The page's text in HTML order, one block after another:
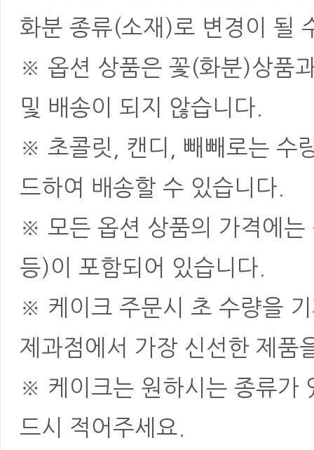
화분 종류(소재)로 변경이 될
※ 옵션 상품은 꽃(화분)상품
및 배송이 되지 않습니다.
※ 초콜릿, 캔디, 빼빼로는 수
드하여 배송할 수 있습니다.
※ 모든 옵션 상품의 가격에는
등)이 포함되어 있습니다.
※ 케이크 주문시 초 수량을
제과점에서 가장 신선한 제품
※ 케이크는 원하시는 종류가
드시 적어주세요.